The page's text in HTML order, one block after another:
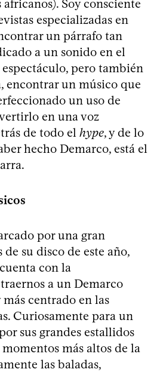
Soy consciente
especializadas en
un párrafo tan
a un sonido en el
pero también
encontrar un músico que
un uso de
en una voz
de todo el hype, y de lo
hecho Demarco, está el
por una gran
su disco de este año,
con la
a un Demarco
centrado en las
Curiosamente para un
sus grandes estallidos
más altos de la
las baladas,